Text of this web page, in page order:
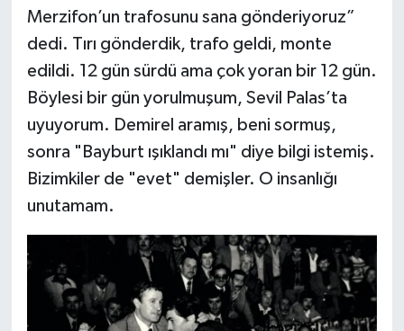
Merzifon’un trafosunu sana gönderiyoruz”
dedi. Tırı gönderdik, trafo geldi, monte
edildi. 12 gün sürdü ama çok yoran bir 12 gün.
Böylesi bir gün yorulmuşum, Sevil Palas’ta
uyuyorum. Demirel aramış, beni sormuş,
sonra "Bayburt ışıklandı mı" diye bilgi istemiş.
Bizimkiler de "evet" demişler. O insanlığı
unutamam.